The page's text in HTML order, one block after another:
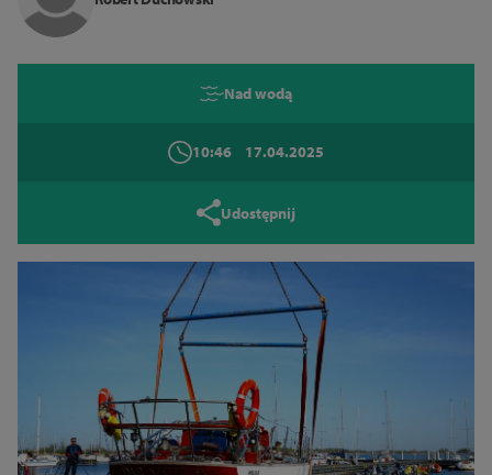
Nad wodą
10:46 17.04.2025
Udostępnij